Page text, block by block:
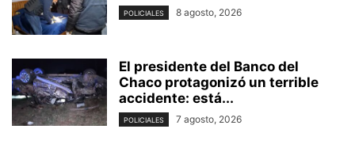
POLICIALES 8 agosto, 2026
El presidente del Banco del
Chaco protagonizó un terrible
accidente: está...
POLICIALES 7 agosto, 2026